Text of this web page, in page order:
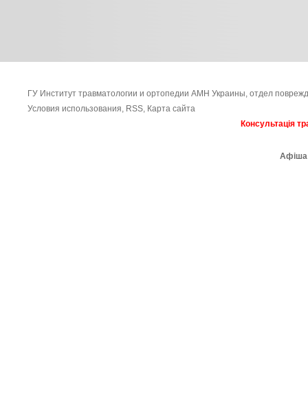
ГУ Институт травматологии и ортопедии АМН Украины, отдел
Условия использования, RSS, Карта сайта
Консультація